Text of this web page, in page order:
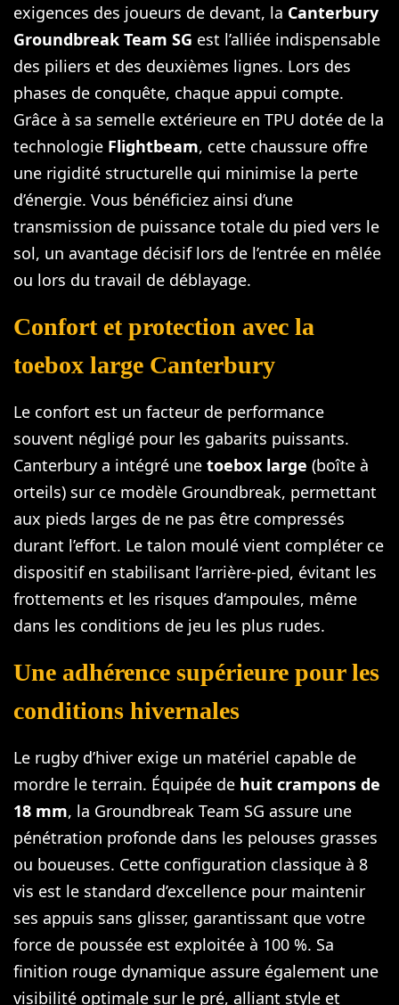
exigences des joueurs de devant, la Canterbury
Groundbreak Team SG est l’alliée indispensable
des piliers et des deuxièmes lignes. Lors des
phases de conquête, chaque appui compte.
Grâce à sa semelle extérieure en TPU dotée de la
technologie Flightbeam, cette chaussure offre
une rigidité structurelle qui minimise la perte
d’énergie. Vous bénéficiez ainsi d’une
transmission de puissance totale du pied vers le
sol, un avantage décisif lors de l’entrée en mêlée
ou lors du travail de déblayage.
Confort et protection avec la
toebox large Canterbury
Le confort est un facteur de performance
souvent négligé pour les gabarits puissants.
Canterbury a intégré unetoebox large (boîte à
orteils) sur ce modèle Groundbreak, permettant
aux pieds larges de ne pas être compressés
durant l’effort. Le talon moulé vient compléter ce
dispositif en stabilisant l’arrière-pied, évitant les
frottements et les risques d’ampoules, même
dans les conditions de jeu les plus rudes.
Une adhérence supérieure pour les
conditions hivernales
Le rugby d’hiver exige un matériel capable de
mordre le terrain. Équipée de huit crampons de
18 mm, la Groundbreak Team SG assure une
pénétration profonde dans les pelouses grasses
ou boueuses. Cette configuration classique à 8
vis est le standard d’excellence pour maintenir
ses appuis sans glisser, garantissant que votre
force de poussée est exploitée à 100 %. Sa
finition rouge dynamique assure également une
visibilité optimale sur le pré, alliant style et